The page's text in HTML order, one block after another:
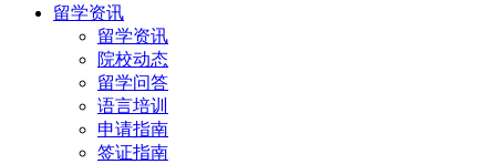
留学资讯
留学资讯
院校动态
留学问答
语言培训
申请指南
签证指南